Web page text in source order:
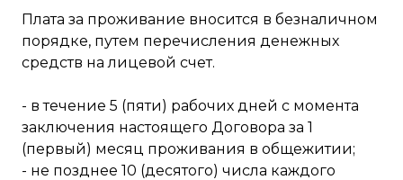
Плата за проживание вносится в безналичном
порядке, путем перечисления денежных
средств на лицевой счет.
- в течение 5 (пяти) рабочих дней с момента
заключения настоящего Договора за 1
(первый) месяц проживания в общежитии;
- не позднее 10 (десятого) числа каждого